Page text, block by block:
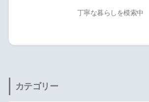
丁寧な暮らしを模索中
カテゴリー